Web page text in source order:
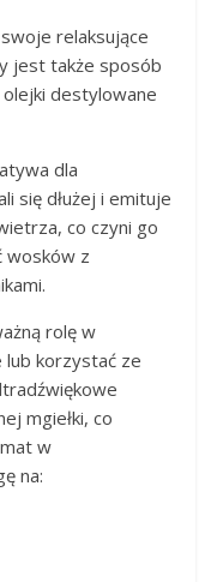
relaksujące
jest także sposób
destylowane
dla
się dłużej i emituje
co czyni go
wosków z
rolę w
korzystać ze
mgiełki, co
w
na: